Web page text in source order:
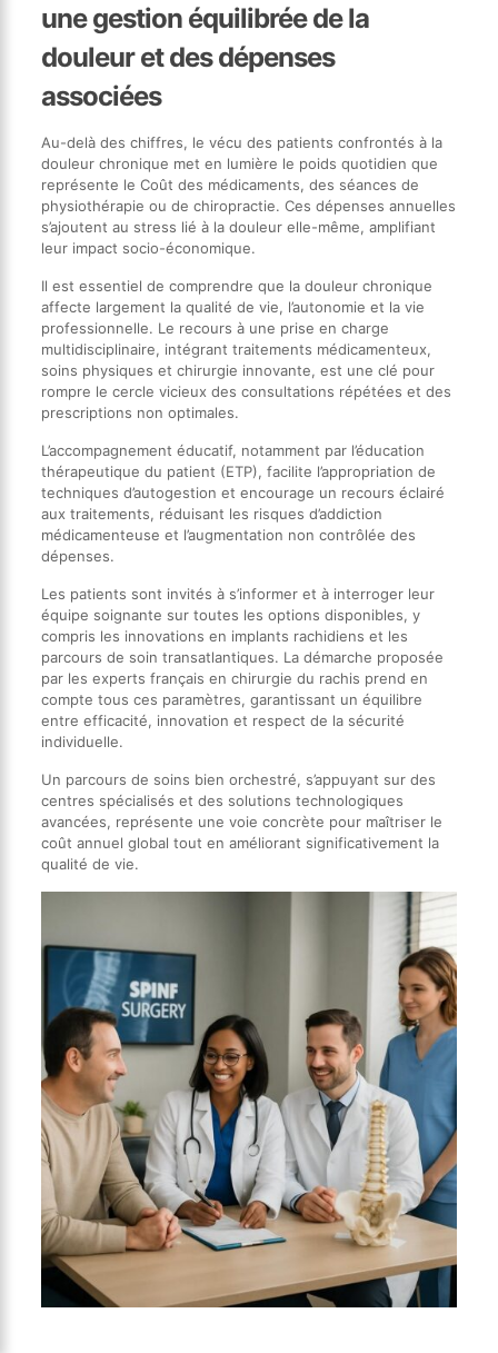
une gestion équilibrée de la
douleur et des dépenses
associées
Au-delà des chiffres, le vécu des patients confrontés à la
douleur chronique met en lumière le poids quotidien que
représente le Coût des médicaments, des séances de
physiothérapie ou de chiropractie. Ces dépenses annuelles
s’ajoutent au stress lié à la douleur elle-même, amplifiant
leur impact socio-économique.
Il est essentiel de comprendre que la douleur chronique
affecte largement la qualité de vie, l’autonomie et la vie
professionnelle. Le recours à une prise en charge
multidisciplinaire, intégrant traitements médicamenteux,
soins physiques et chirurgie innovante, est une clé pour
rompre le cercle vicieux des consultations répétées et des
prescriptions non optimales.
L’accompagnement éducatif, notamment par l’éducation
thérapeutique du patient (ETP), facilite l’appropriation de
techniques d’autogestion et encourage un recours éclairé
aux traitements, réduisant les risques d’addiction
médicamenteuse et l’augmentation non contrôlée des
dépenses.
Les patients sont invités à s’informer et à interroger leur
équipe soignante sur toutes les options disponibles, y
compris les innovations en implants rachidiens et les
parcours de soin transatlantiques. La démarche proposée
par les experts français en chirurgie du rachis prend en
compte tous ces paramètres, garantissant un équilibre
entre efficacité, innovation et respect de la sécurité
individuelle.
Un parcours de soins bien orchestré, s’appuyant sur des
centres spécialisés et des solutions technologiques
avancées, représente une voie concrète pour maîtriser le
coût annuel global tout en améliorant significativement la
qualité de vie.